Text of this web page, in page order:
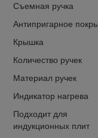
Съемная ручка
Антипригарное
Крышка
Количество ручек
Материал ручек
Индикатор нагрева
Подходит для
индукционных плит